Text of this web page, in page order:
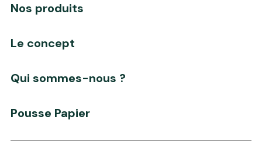
Nos produits
Le concept
Qui sommes-nous ?
Pousse Papier